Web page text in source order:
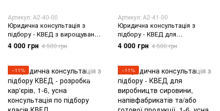
Артикул: А2-40-00
Юридична консультація з
підбору - КВЕД з вирощування
і збирання рослин, крім с / г
4 000 грн 4 500 грн
Артикул: А2-41-00
Юридична консультація з
підбору - КВЕД для
видобування природних
копалин
4 000 грн 4 500 грн
−11% −11%